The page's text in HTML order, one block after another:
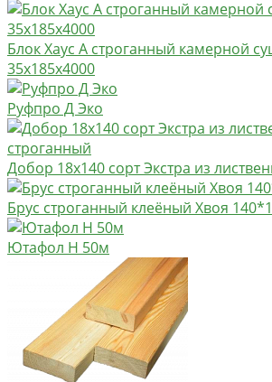
Блок Хаус А строганный камерной
35х185х4000
Руфпро Д Эко
Добор 18х140 сорт Экстра из
Брус строганный клеёный Хвоя
Ютафол Н 50м